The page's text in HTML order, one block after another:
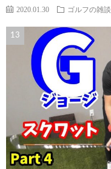
2020.01.30 ゴルフの雑談